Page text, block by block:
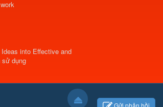
into Effective and
dụng
Gửi phản hồi